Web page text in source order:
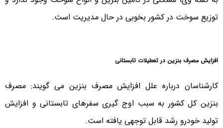
توزیع سوخت در کشور بخوبی در حال مدیریت است.
افزایش مصرف بنزین در تعطیلات تابستانی
کارشناسان درباره علل افزایش مصرف بنزین می گویند: مصرف
بنزین کل کشور به سبب اوج گیری سفرهای تابستانی و افزایش
تولید خودرو رشد قابل توجهی یافته است.